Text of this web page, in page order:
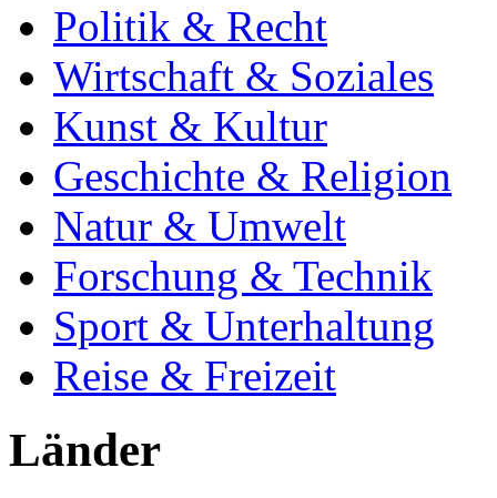
Politik & Recht
Wirtschaft & Soziales
Kunst & Kultur
Geschichte & Religion
Natur & Umwelt
Forschung & Technik
Sport & Unterhaltung
Reise & Freizeit
Länder